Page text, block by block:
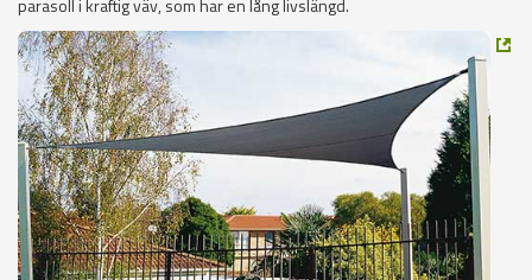
parasoll i kraftig väv, som har en lång livslängd.